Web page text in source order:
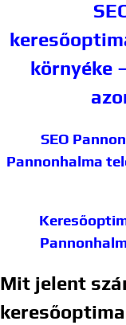
környéke
SEO
Pannonhalma
Mit jelent